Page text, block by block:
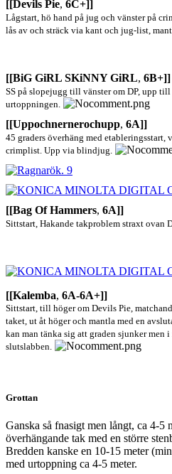
[[Devils Pie, 6C+]]
Lågstart, hö hand på jug och vänster på
lås av och sträck via kant och jug-list,
[[BiG GiRL SKiNNY GiRL, 6B+]]
SS på slopejugg till vänster om DP, upp
urtoppningen.
[[Uppochnernerochupp, 6A]]
45 graders överhäng med etableringsstart,
crimplist. Upp via blindjug.
[[Bag Of Hammers, 6A]]
Sittstart, Hakande takproblem straxt ovan
[[Kalemba, 6A-6A+]]
Sittstart, till höger om Devils Pie,
taket, ut åt höger och mantla med en
kan man tänka sig att graden sjunker men
slutslabben.
Grottan
Ganska så fnasigt men långt, ca 4-5
överhängande tak med en större
Bredden kanske en 10-15 meter
med urtoppning ca 4-5 meter.